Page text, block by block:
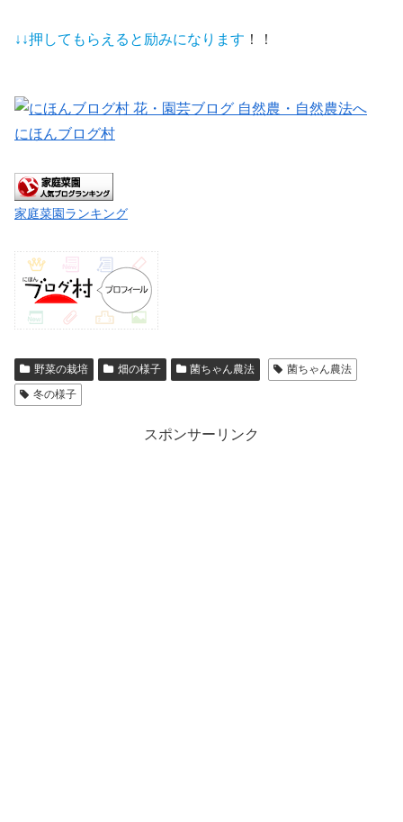
↓↓押してもらえると 励みになります ！！
にほんブログ村
家庭菜園ランキング
野菜の栽培 畑の様子 菌ちゃん農法
菌ちゃん農法
冬の様子
スポンサーリンク